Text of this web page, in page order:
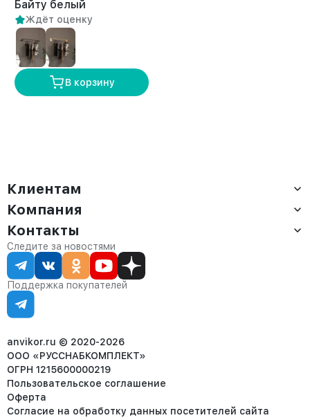
Байту белый
Ждёт оценку
В корзину
Клиентам
Доставка
Оплата
Сервис
Статус заказа
Статьи
Компания
О компании
Контакты
Партнёрам
Контакты
Отдел продаж:
8 (800) 234-22-62
corp@anvikor.ru
Ежедневно, с 7:00-19:00 (МСК)
Отдел рекламации:
8 (953) 455-25-61
Следите за новостями
Поддержка покупателей
anvikor.ru © 2020-2026
ООО «РУССНАБКОМПЛЕКТ»
ОГРН 1215600000219
Пользовательское соглашение
Оферта
Согласие на обработку данных посетителей сайта